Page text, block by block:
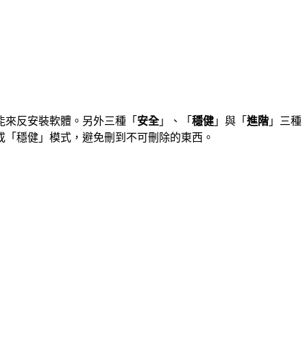
反安裝軟體。另外三種「 安全」、「 穩健 」與「 進階 」三種
穩健」模式，避免刪到不可刪除的東西。